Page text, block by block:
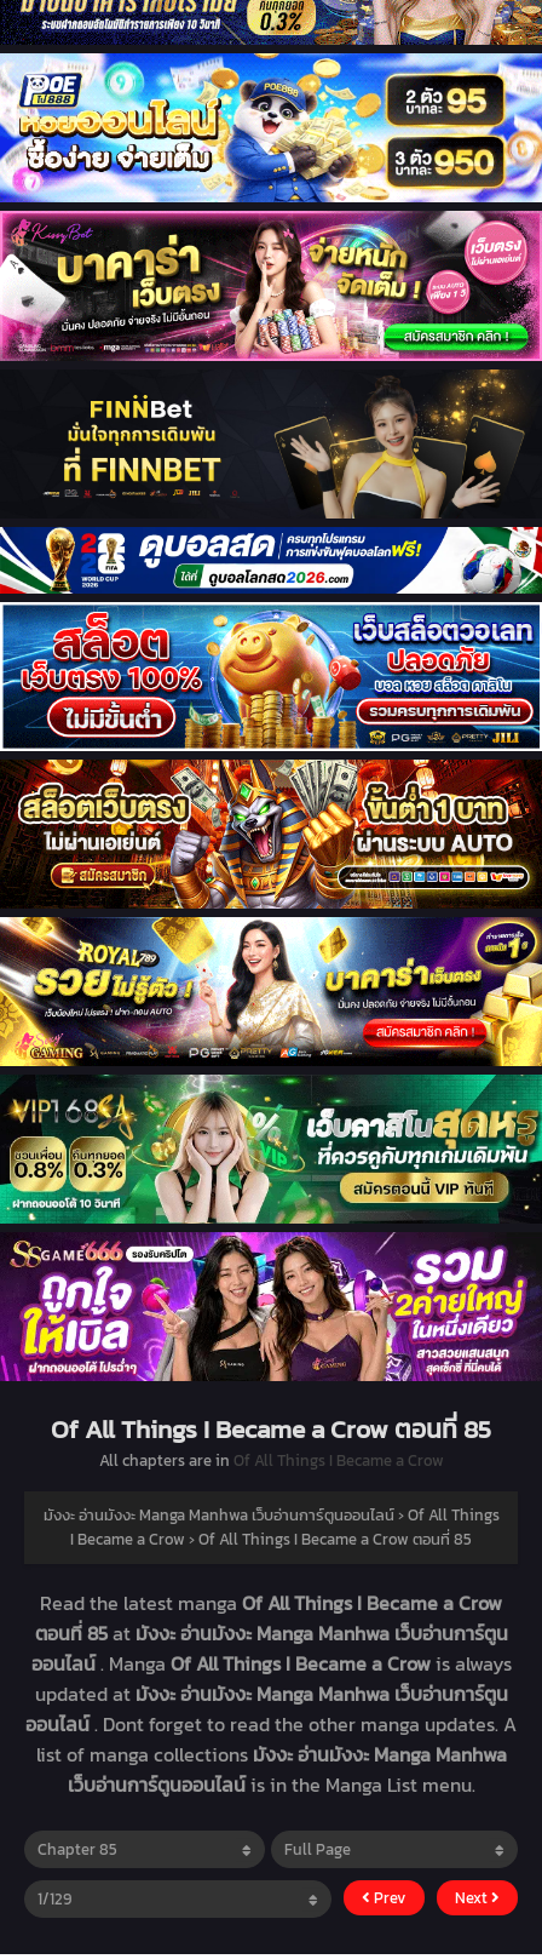
Of All Things I Became a Crow ตอนที่ 85
All chapters are in Of All Things I Became a Crow
มังงะ อ่านมังงะ Manga Manhwa เว็บอ่านการ์ตูนออนไลน์›Of All Things
I Became a Crow ›Of All Things I Became a Crow ตอนที่ 85
Read the latest manga Of All Things I Became a Crow
ตอนที่ 85at มังงะ อ่านมังงะ Manga Manhwa เว็บอ่านการ์ตูน
ออนไลน์. Manga Of All Things I Became a Crowis always
updated at มังงะ อ่านมังงะ Manga Manhwa เว็บอ่านการ์ตูน
ออนไลน์. Dont forget to read the other manga updates. A
list of manga collections มังงะ อ่านมังงะ Manga Manhwa
เว็บอ่านการ์ตูนออนไลน์is in the Manga List menu.
Prev Next